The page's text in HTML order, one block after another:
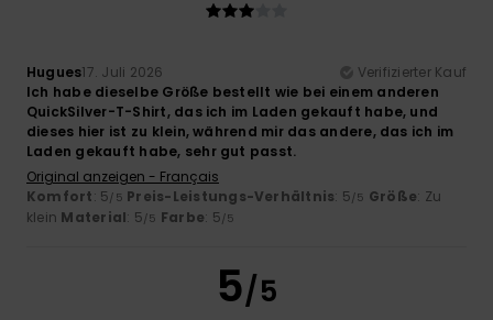
Hugues17. Juli 2026
Verifizierter Kauf
Ich habe dieselbe Größe bestellt wie bei einem anderen
QuickSilver-T-Shirt, das ich im Laden gekauft habe, und
dieses hier ist zu klein, während mir das andere, das ich im
Laden gekauft habe, sehr gut passt.
Original anzeigen - Français
Komfort: 5/5 Preis-Leistungs-Verhältnis: 5/5 Größe: Zu
klein Material: 5/5 Farbe: 5/5
5/5